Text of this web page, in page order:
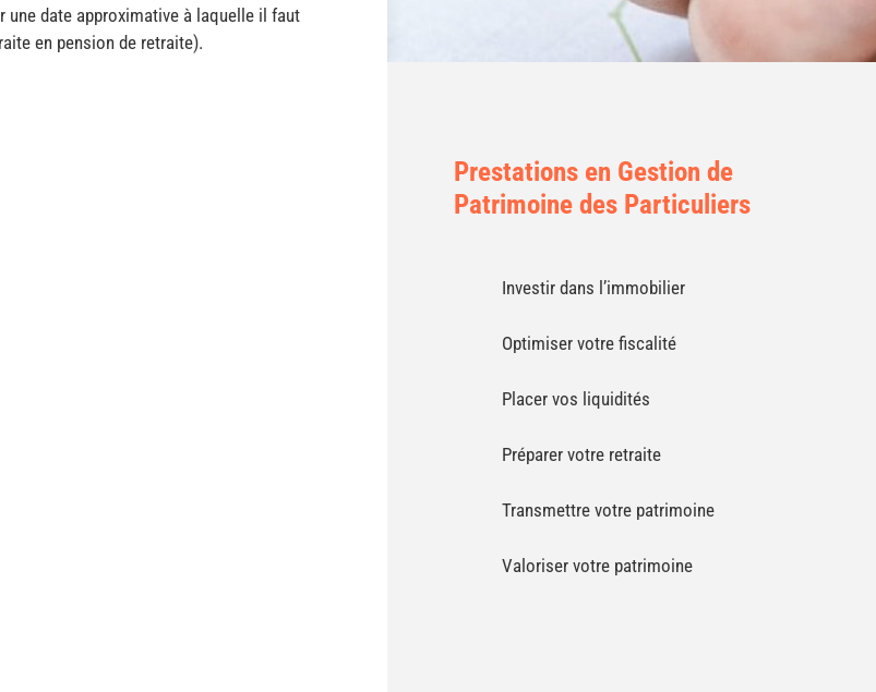
date approximative à laquelle il faut
en pension de retraite).
Prestations en Gestion de
Patrimoine des Particuliers
Investir dans l’immobilier
Optimiser votre fiscalité
Placer vos liquidités
Préparer votre retraite
Transmettre votre patrimoine
Valoriser votre patrimoine